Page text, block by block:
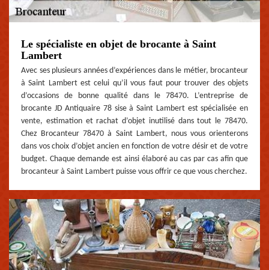
Le spécialiste en objet de brocante à Saint
Lambert
Avec ses plusieurs années d’expériences dans le métier, brocanteur
à Saint Lambert est celui qu’il vous faut pour trouver des objets
d’occasions de bonne qualité dans le 78470. L’entreprise de
brocante JD Antiquaire 78 sise à Saint Lambert est spécialisée en
vente, estimation et rachat d’objet inutilisé dans tout le 78470.
Chez Brocanteur 78470 à Saint Lambert, nous vous orienterons
dans vos choix d’objet ancien en fonction de votre désir et de votre
budget. Chaque demande est ainsi élaboré au cas par cas afin que
brocanteur à Saint Lambert puisse vous offrir ce que vous cherchez.